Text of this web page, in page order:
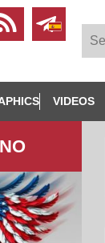
VIDEOS